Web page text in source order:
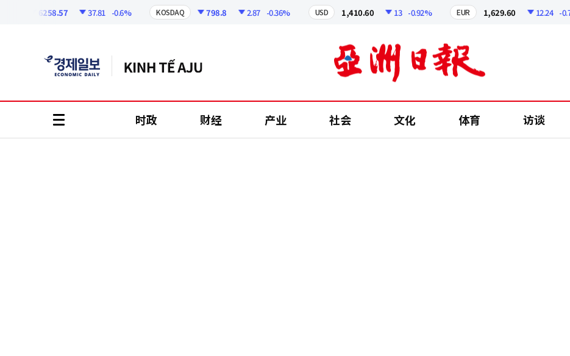
6258.57 37.81 -0.6% KOSDAQ 798.8 2.87 -0.36% USD 1,410.60 13 -0.92% EUR 1,629.60 12.24 -0.75%
时政 财经 产业 社会 文化 体育 访谈